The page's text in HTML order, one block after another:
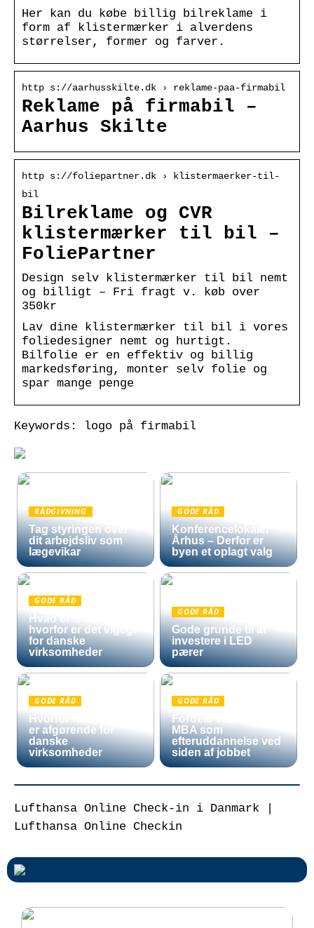
Her kan du købe billig bilreklame i
form af klistermærker i alverdens
størrelser, former og farver.
http s://aarhusskilte.dk › reklame-paa-firmabil
Reklame på firmabil –
Aarhus Skilte
http s://foliepartner.dk › klistermaerker-til-
bil
Bilreklame og CVR
klistermærker til bil –
FoliePartner
Design selv klistermærker til bil nemt
og billigt – Fri fragt v. køb over
350kr
Lav dine klistermærker til bil i vores
foliedesigner nemt og hurtigt.
Bilfolie er en effektiv og billig
markedsføring, monter selv folie og
spar mange penge
Keywords: logo på firmabil
RÅDGIVNING
Tag styringen over
dit arbejdsliv som
lægevikar
GODE RÅD
Konferencelokaler
Århus – Derfor er
byen et oplagt valg
GODE RÅD
Hvad er Entra ID, og
hvorfor er det vigtigt
for danske
virksomheder
GODE RÅD
Gode grunde til at
investere i LED
pærer
GODE RÅD
Hvorfor fortoldning
er afgørende for
danske
virksomheder
GODE RÅD
Fordele ved en Mini
MBA som
efteruddannelse ved
siden af jobbet
Lufthansa Online Check-in i Danmark |
Lufthansa Online Checkin